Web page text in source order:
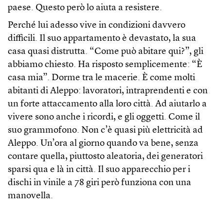
paese. Questo però lo aiuta a resistere.
Perché lui adesso vive in condizioni davvero
difficili. Il suo appartamento è devastato, la sua
casa quasi distrutta. “Come può abitare qui?”, gli
abbiamo chiesto. Ha risposto semplicemente: “È
casa mia”. Dorme tra le macerie. È come molti
abitanti di Aleppo: lavoratori, intraprendenti e con
un forte attaccamento alla loro città. Ad aiutarlo a
vivere sono anche i ricordi, e gli oggetti. Come il
suo grammofono. Non c’è quasi più elettricità ad
Aleppo. Un’ora al giorno quando va bene, senza
contare quella, piuttosto aleatoria, dei generatori
sparsi qua e là in città. Il suo apparecchio per i
dischi in vinile a 78 giri però funziona con una
manovella.